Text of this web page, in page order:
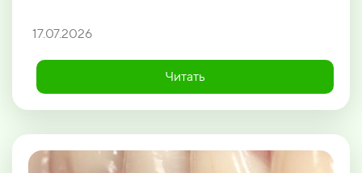
17.07.2026
Читать